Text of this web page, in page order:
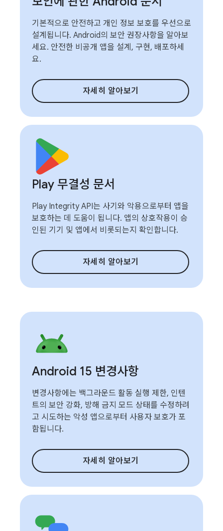
기본적으로 안전하고 개인 정보 보호를 우선으로
설계됩니다. Android의 보안 권장사항을 알아보
세요. 안전한 비공개 앱을 설계, 구현, 배포하세
요.
자세히 알아보기
Play 무결성 문서
Play Integrity API는 사기와 악용으로부터 앱을
보호하는 데 도움이 됩니다. 앱의 상호작용이 승
인된 기기 및 앱에서 비롯되는지 확인합니다.
자세히 알아보기
Android 15 변경사항
변경사항에는 백그라운드 활동 실행 제한, 인텐
트의 보안 강화, 방해 금지 모드 상태를 수정하려
고 시도하는 악성 앱으로부터 사용자 보호가 포
함됩니다.
자세히 알아보기